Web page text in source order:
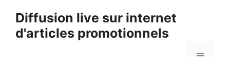
contenu
Diffusion live sur internet
d'articles promotionnels